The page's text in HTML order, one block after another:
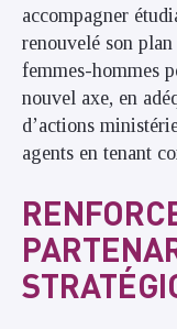
accompagner
renouvelé son
femmes-hommes
nouvel axe, en
d’actions
agents en tenant